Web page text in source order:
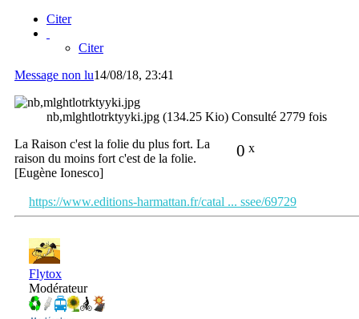
Citer
Citer
Message non lu14/08/18, 23:41
nb,mlghtlotrktyyki.jpg (134.25 Kio) Consulté 2779 fois
0 x
La Raison c'est la folie du plus fort. La
raison du moins fort c'est de la folie.
[Eugène Ionesco]
https://www.editions-harmattan.fr/catal ... ssee/69729
Flytox
Modérateur